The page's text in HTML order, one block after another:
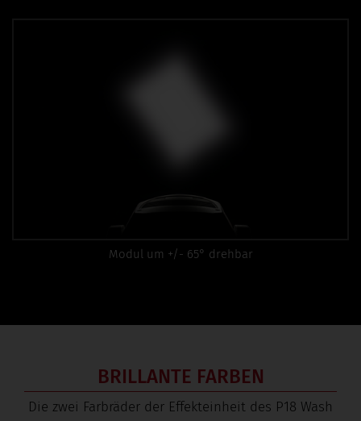
Modul um +/- 65° drehbar
BRILLANTE FARBEN
Die zwei Farbräder der Effekteinheit des P18 Wash